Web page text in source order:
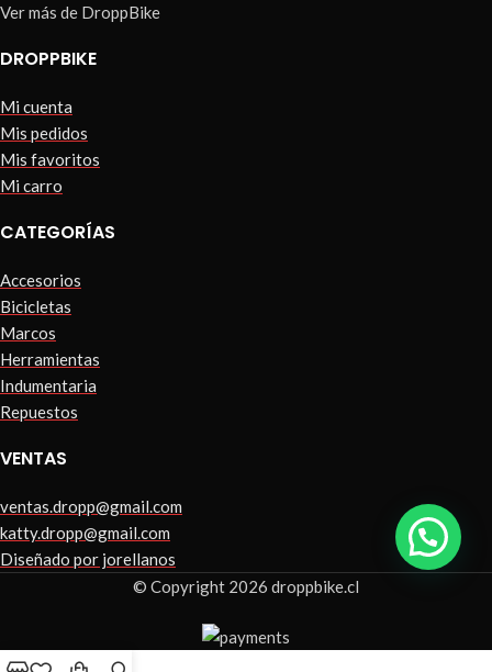
Ver más de DroppBike
DROPPBIKE
Mi cuenta
Mis pedidos
Mis favoritos
Mi carro
CATEGORÍAS
Accesorios
Bicicletas
Marcos
Herramientas
Indumentaria
Repuestos
VENTAS
ventas.dropp@gmail.com
katty.dropp@gmail.com
Diseñado por jorellanos
© Copyright 2026 droppbike.cl